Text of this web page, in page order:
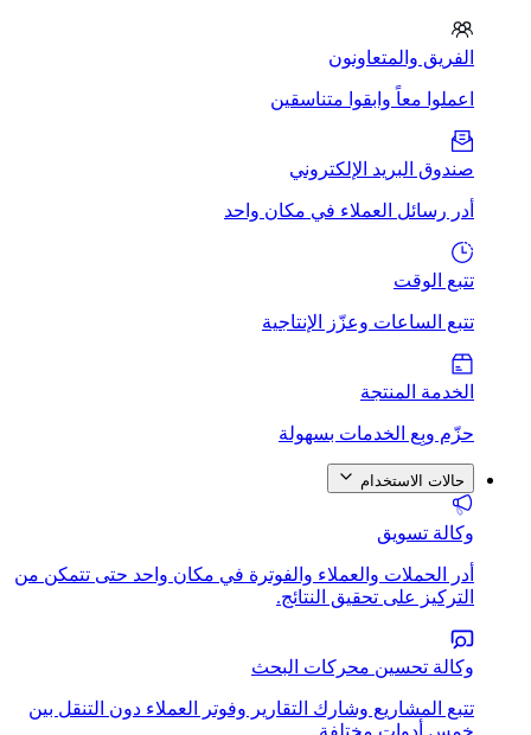
الفريق والمتعاونون
اعملوا معاً وابقوا متناسقين
صندوق البريد الإلكتروني
أدر رسائل العملاء في مكان واحد
تتبع الوقت
تتبع الساعات وعزّز الإنتاجية
الخدمة المنتجة
حزّم وبِع الخدمات بسهولة
حالات الاستخدام
وكالة تسويق
أدر الحملات والعملاء والفوترة في مكان واحد حتى تتمكن من
التركيز على تحقيق النتائج.
وكالة تحسين محركات البحث
تتبع المشاريع وشارك التقارير وفوتر العملاء دون التنقل بين
خمس أدوات مختلفة.